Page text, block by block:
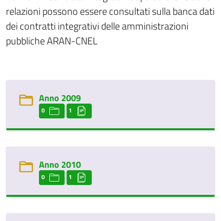
relazioni possono essere consultati sulla banca dati
dei contratti integrativi delle amministrazioni
pubbliche ARAN-CNEL
Anno 2009
0 1
Anno 2010
0 1